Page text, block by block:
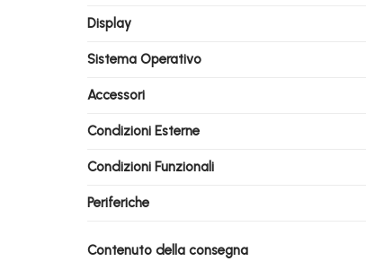
Display
Sistema Operativo
Accessori
Condizioni Esterne
Condizioni Funzionali
Periferiche
Contenuto della consegna